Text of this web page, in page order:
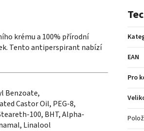
krému a 100% přírodní
Tento antiperspirant nabízí
Benzoate,
Castor Oil, PEG-8,
100, BHT, Alpha-
Linalool
EAN
Pro